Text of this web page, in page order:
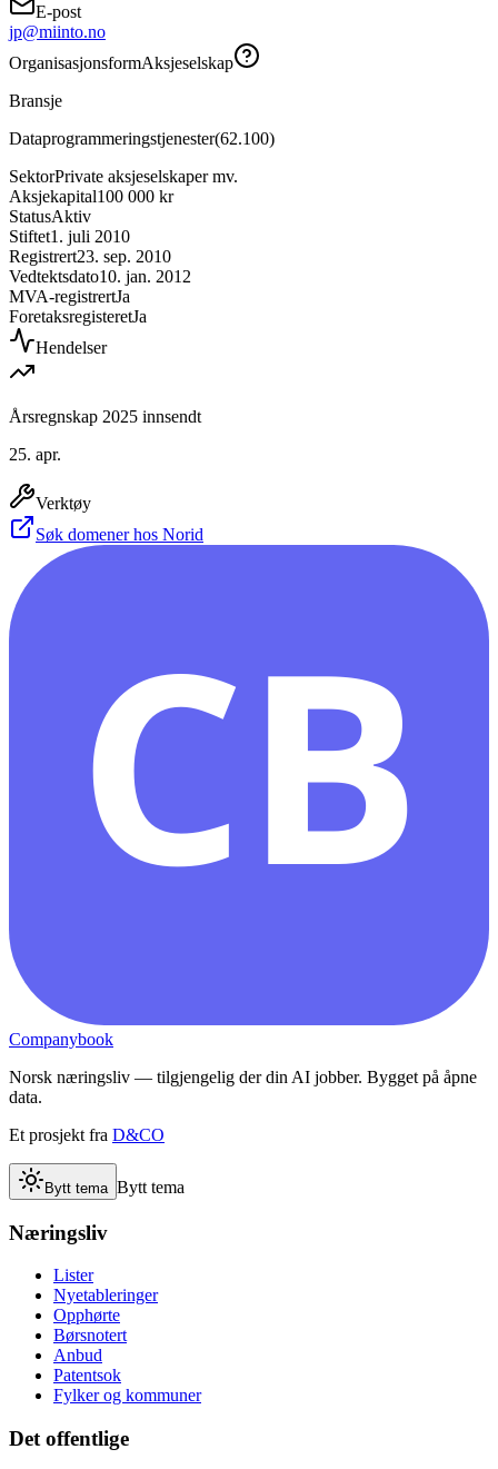
E-post
jp@miinto.no
OrganisasjonsformAksjeselskap
Bransje
Dataprogrammeringstjenester(62.100)
SektorPrivate aksjeselskaper mv.
Aksjekapital100 000 kr
StatusAktiv
Stiftet1. juli 2010
Registrert23. sep. 2010
Vedtektsdato10. jan. 2012
MVA-registrertJa
ForetaksregisteretJa
Hendelser
Årsregnskap 2025 innsendt
25. apr.
Verktøy
Søk domener hos Norid
CB
Companybook
Norsk næringsliv — tilgjengelig der din AI jobber. Bygget på åpne
data.
Et prosjekt fra D&CO
Bytt tema Bytt tema
Næringsliv
Lister
Nyetableringer
Opphørte
Børsnotert
Anbud
Patentsok
Fylker og kommuner
Det offentlige